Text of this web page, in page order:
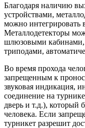
Благодаря наличию
устройствами,
можно интегрировать
Металлодетекторы
шлюзовыми
триподами,
Во время прохода
запрещенным к
звуковая индикация,
соединение на
дверь и т.д.), который
человека. Если
турникет разрешит